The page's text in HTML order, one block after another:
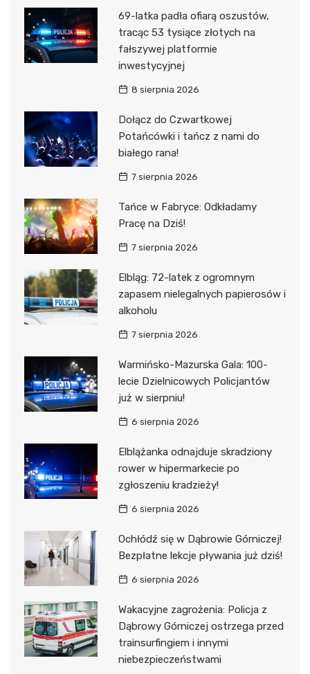
69-latka padła ofiarą oszustów,
tracąc 53 tysiące złotych na
fałszywej platformie
inwestycyjnej
8 sierpnia 2026
Dołącz do Czwartkowej
Potańcówki i tańcz z nami do
białego rana!
7 sierpnia 2026
Tańce w Fabryce: Odkładamy
Pracę na Dziś!
7 sierpnia 2026
Elbląg: 72-latek z ogromnym
zapasem nielegalnych papierosów i
alkoholu
7 sierpnia 2026
Warmińsko-Mazurska Gala: 100-
lecie Dzielnicowych Policjantów
już w sierpniu!
6 sierpnia 2026
Elblążanka odnajduje skradziony
rower w hipermarkecie po
zgłoszeniu kradzieży!
6 sierpnia 2026
Ochłódź się w Dąbrowie Górniczej!
Bezpłatne lekcje pływania już dziś!
6 sierpnia 2026
Wakacyjne zagrożenia: Policja z
Dąbrowy Górniczej ostrzega przed
trainsurfingiem i innymi
niebezpieczeństwami